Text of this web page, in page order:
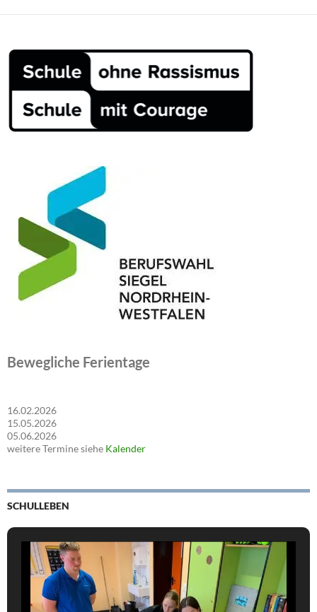
Bewegliche Ferientage
16.02.2026
15.05.2026
05.06.2026
weitere Termine siehe Kalender
SCHULLEBEN